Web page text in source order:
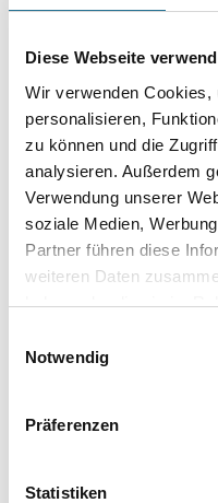
Diese Webseite
Wir verwenden Cookies,
personalisieren,
zu können und die
analysieren. Außerdem
Verwendung unserer
soziale Medien,
Partner führen diese
weiteren Daten
haben oder die sie im
Notwendig
Präferenzen
Statistiken
Fischer Deckennagel FDN
II 6/5 (1 PCK = 100 STK)
#545636
1061-000144
Bitte einloggen, um Preise
sehen